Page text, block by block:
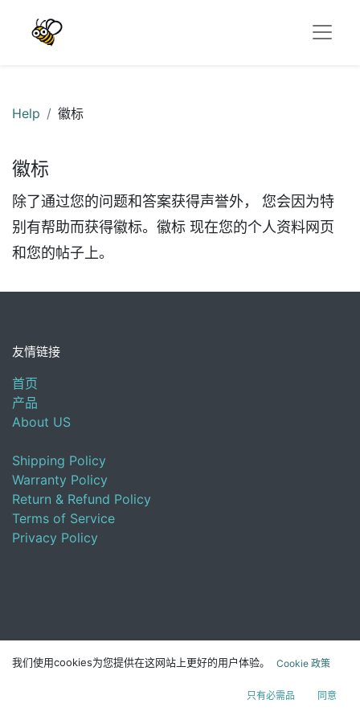
Help 徽标
徽标
除了通过您的问题和答案获得声誉外， 您会因为特
别有帮助而获得徽标。 徽标 现在您的个人资料网页
和您的帖子上。
友情链接
首页
产品
About US
Shipping Policy
Warranty Policy
Return & Refund Policy
Terms of Service
Privacy Policy
About MelGeek
MelGeek, is a group of young innovators creating cost-
effective mechanical keyboards and useful peripherals for
我们使用cookies为您提供在这网站上更好的用户体验。 Cookie 政策
只有必需品 同意